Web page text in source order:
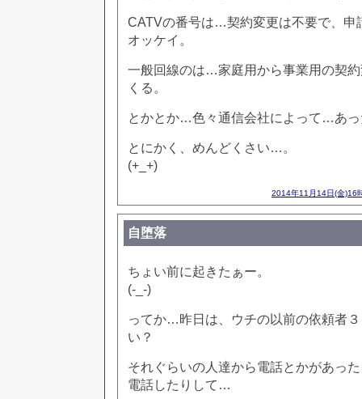
CATVの番号は…契約変更は不要で、申
オッケイ。
一般回線のは…家庭用から事業用の契
くる。
とかとか…色々通信会社によって…あっ
とにかく、めんどくさい…。
(+_+)
2014年11月14日(金)16
自堕落
ちょい前に起きたぁー。
(-_-)
ってか…昨日は、ウチの以前の依頼者
い？
それぐらいの人達から電話とかがあっ
電話したりして…